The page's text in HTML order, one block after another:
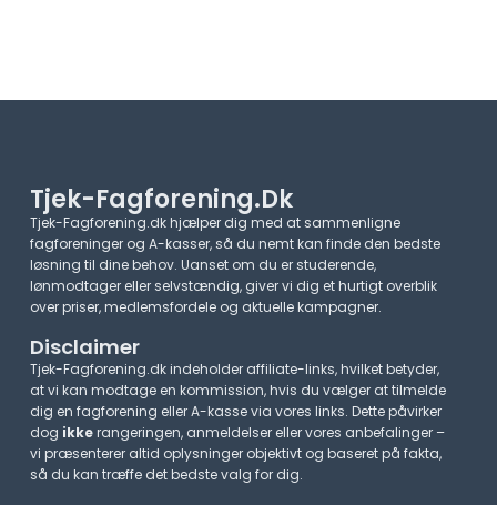
Tjek-Fagforening.dk
Tjek-Fagforening.dk hjælper dig med at sammenligne
fagforeninger og A-kasser, så du nemt kan finde den bedste
løsning til dine behov. Uanset om du er studerende,
lønmodtager eller selvstændig, giver vi dig et hurtigt overblik
over priser, medlemsfordele og aktuelle kampagner.​
Disclaimer
Tjek-Fagforening.dk indeholder affiliate-links, hvilket betyder,
at vi kan modtage en kommission, hvis du vælger at tilmelde
dig en fagforening eller A-kasse via vores links. Dette påvirker
dog ikkerangeringen, anmeldelser eller vores anbefalinger –
vi præsenterer altid oplysninger objektivt og baseret på fakta,
så du kan træffe det bedste valg for dig.